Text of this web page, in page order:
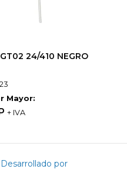
24/410 NEGRO
Mayor:
+ IVA
Desarrollado por